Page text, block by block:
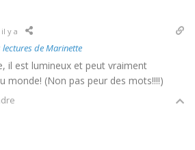
y a
lectures de Marinette
il est lumineux et peut vraiment
monde! (Non pas peur des mots!!!!)